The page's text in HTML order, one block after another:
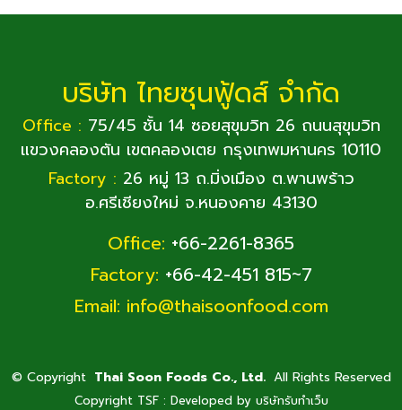
บริษัท ไทยซุนฟู้ดส์ จำกัด
Office : 75/45 ชั้น 14 ซอยสุขุมวิท 26 ถนนสุขุมวิท
แขวงคลองตัน เขตคลองเตย กรุงเทพมหานคร 10110
Factory : 26 หมู่ 13 ถ.มิ่งเมือง ต.พานพร้าว
อ.ศรีเชียงใหม่ จ.หนองคาย 43130
Office: +66-2261-8365
Factory: +66-42-451 815~7
Email: info@thaisoonfood.com
© Copyright Thai Soon Foods Co., Ltd. All Rights Reserved
Copyright TSF : Developed by บริษัทรับทำเว็บ